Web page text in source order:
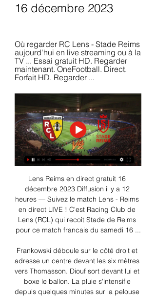
16 décembre 2023
Où regarder RC Lens - Stade Reims
aujourd'hui en live streaming ou à la
TV ... Essai gratuit HD. Regarder
maintenant. OneFootball. Direct.
Forfait HD. Regarder ...
Lens Reims en direct gratuit 16
décembre 2023 Diffusion il y a 12
heures — Suivez le match Lens - Reims
en direct LIVE ! C'est Racing Club de
Lens (RCL) qui recoit Stade de Reims
pour ce match francais du samedi 16 ...
Frankowski déboule sur le côté droit et
adresse un centre devant les six mètres
vers Thomasson. Diouf sort devant lui et
boxe le ballon. La pluie s'intensifie
depuis quelques minutes sur la pelouse